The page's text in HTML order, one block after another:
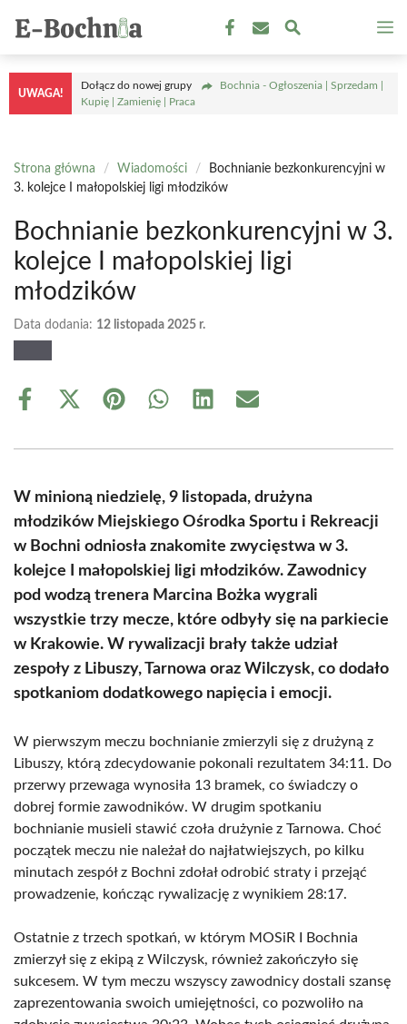
treści
UWAGA!
Dołącz do nowej grupy
Bochnia - Ogłoszenia | Sprzedam |
Kupię | Zamienię | Praca
Strona główna / Wiadomości /
Bochnianie bezkonkurencyjni w
3. kolejce I małopolskiej ligi młodzików
Bochnianie bezkonkurencyjni w 3.
kolejce I małopolskiej ligi
młodzików
Data dodania: 12 listopada 2025 r.
Share
Share
(Twitter)
Share Share Share Share
W minioną niedzielę, 9 listopada, drużyna
młodzików Miejskiego Ośrodka Sportu i Rekreacji
w Bochni odniosła znakomite zwycięstwa w 3.
kolejce I małopolskiej ligi młodzików. Zawodnicy
pod wodzą trenera Marcina Bożka wygrali
wszystkie trzy mecze, które odbyły się na parkiecie
w Krakowie. W rywalizacji brały także udział
zespoły z Libuszy, Tarnowa oraz Wilczysk, co dodało
spotkaniom dodatkowego napięcia i emocji.
W pierwszym meczu bochnianie zmierzyli się z drużyną z
Libuszy, którą zdecydowanie pokonali rezultatem 34:11. Do
przerwy przewaga wynosiła 13 bramek, co świadczy o
dobrej formie zawodników. W drugim spotkaniu
bochnianie musieli stawić czoła drużynie z Tarnowa. Choć
początek meczu nie należał do najłatwiejszych, po kilku
minutach zespół z Bochni zdołał odrobić straty i przejąć
prowadzenie, kończąc rywalizację z wynikiem 28:17.
Ostatnie z trzech spotkań, w którym MOSiR I Bochnia
zmierzył się z ekipą z Wilczysk, również zakończyło się
sukcesem. W tym meczu wszyscy zawodnicy dostali szansę
zaprezentowania swoich umiejętności, co pozwoliło na